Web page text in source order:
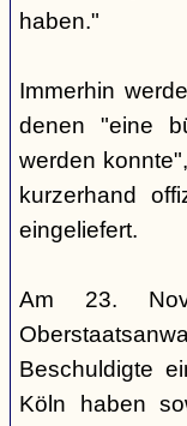
haben."
Immerhin
denen "eine
werden
kurzerhand
eingeliefert.
Am 23.
Beschuldigte
Köln haben